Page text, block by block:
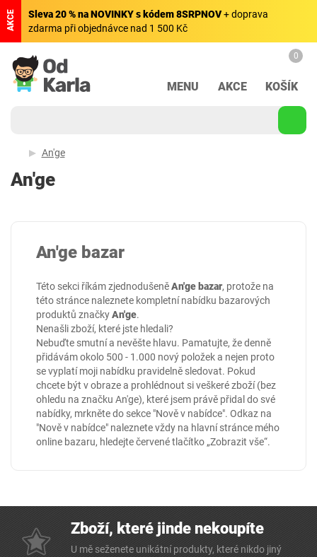
AKCE Sleva 20 % na NOVINKY s kódem 8SRPNOV+ doprava
zdarma při objednávce nad 1 500 Kč
MENU AKCE
0
KOŠÍK
An'ge
An'ge
An'ge bazar
Této sekci říkám zjednodušeněAn'ge bazar, protože na
této stránce naleznete kompletní nabídku bazarových
produktů značkyAn'ge.
Nenašli zboží, které jste hledali?
Nebuďte smutní a nevěšte hlavu. Pamatujte, že denně
přidávám okolo 500 - 1.000 nový položek a nejen proto
se vyplatí moji nabídku pravidelně sledovat. Pokud
chcete být v obraze a prohlédnout si veškeré zboží (bez
ohledu na značku An'ge), které jsem právě přidal do své
nabídky, mrkněte do sekce "Nově v nabídce". Odkaz na
"Nově v nabídce" naleznete vždy na hlavní stránce mého
online bazaru, hledejte červené tlačítko „Zobrazit vše“.
Zboží, které jinde nekoupíte
U mě seženete unikátní produkty, které nikdo jiný